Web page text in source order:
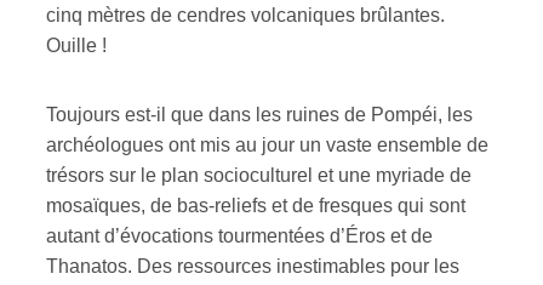
cinq mètres de cendres volcaniques brûlantes.
Ouille !
Toujours est-il que dans les ruines de Pompéi, les
archéologues ont mis au jour un vaste ensemble de
trésors sur le plan socioculturel et une myriade de
mosaïques, de bas-reliefs et de fresques qui sont
autant d’évocations tourmentées d’Éros et de
Thanatos. Des ressources inestimables pour les